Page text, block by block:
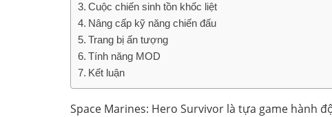
Cuộc chiến sinh tồn khốc liệt
Nâng cấp kỹ năng chiến đấu
Trang bị ấn tượng
Tính năng MOD
Kết luận
Space Marines: Hero Survivor là tựa game hành